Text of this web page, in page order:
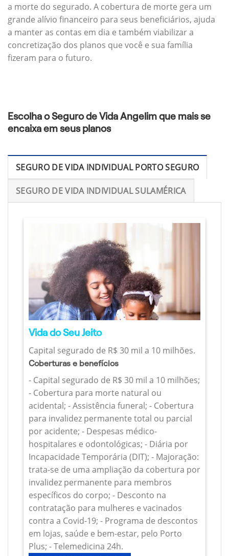
a morte do segurado. A cobertura de morte gera um
grande alívio financeiro para seus beneficiários, ajuda
a manter as contas em dia e também viabilizar a
concretização dos planos que você e sua família
fizeram para o futuro.
Escolha o Seguro de Vida Angelim que mais se
encaixa em seus planos
SEGURO DE VIDA INDIVIDUAL PORTO SEGURO
SEGURO DE VIDA INDIVIDUAL SULAMÉRICA
Vida do Seu Jeito
Capital segurado de R$ 30 mil a 10 milhões.
Coberturas e benefícios
- Capital segurado de R$ 30 mil a 10 milhões;
- Cobertura para morte natural ou
acidental; - Assistência funeral; - Cobertura
para invalidez permanente total ou parcial
por acidente; - Despesas médico-
hospitalares e odontológicas; - Diária por
Incapacidade Temporária (DIT); - Majoração:
trata-se de uma ampliação da cobertura por
invalidez permanente para membros
específicos do corpo; - Desconto na
contratação para mulheres e vacinados
contra a Covid-19; - Programa de descontos
em lojas, saúde e bem-estar, pelo Porto
Plus; - Telemedicina 24h.